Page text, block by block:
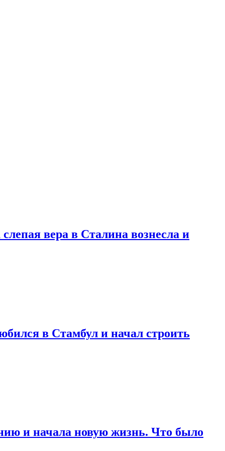
вера в Сталина вознесла и
в Стамбул и начал строить
и начала новую жизнь. Что было